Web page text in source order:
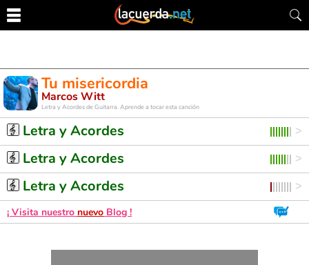
Tu misericordia
Marcos Witt
Letra y Acordes de Guitarra. Aprende a tocar esta canción
Letra y Acordes
Letra y Acordes
Letra y Acordes
¡ Visita nuestro nuevo Blog !